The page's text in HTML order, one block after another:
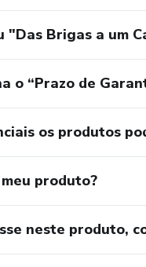
"Das Brigas a um
o “Prazo de
os produtos
produto?
neste produto,